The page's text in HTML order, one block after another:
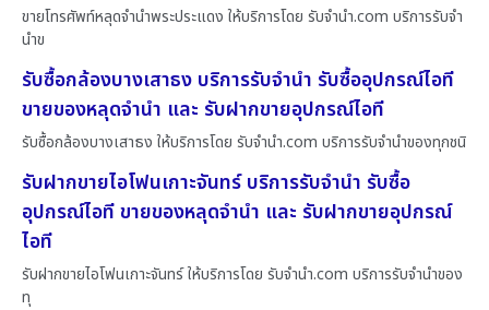
ขายโทรศัพท์หลุดจำนำพระประแดง ให้บริการโดย รับจํานํา.com บริการรับจำ
นำข
รับซื้อกล้องบางเสาธง บริการรับจำนำ รับซื้ออุปกรณ์ไอที
ขายของหลุดจำนำ และ รับฝากขายอุปกรณ์ไอที
รับซื้อกล้องบางเสาธง ให้บริการโดย รับจํานํา.com บริการรับจำนำของทุกชนิ
รับฝากขายไอโฟนเกาะจันทร์ บริการรับจำนำ รับซื้อ
อุปกรณ์ไอที ขายของหลุดจำนำ และ รับฝากขายอุปกรณ์
ไอที
รับฝากขายไอโฟนเกาะจันทร์ ให้บริการโดย รับจํานํา.com บริการรับจำนำของ
ทุ